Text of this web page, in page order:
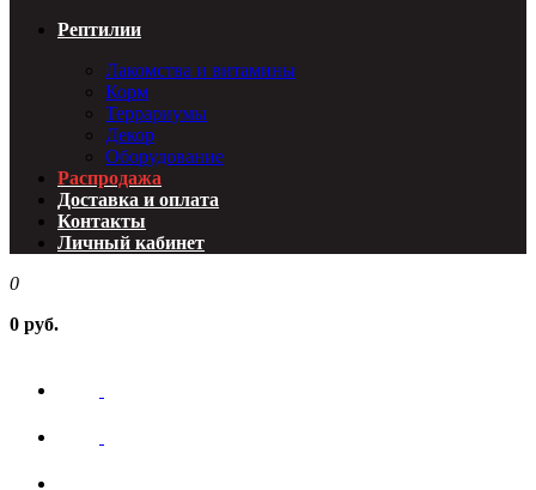
Рептилии
Лакомства и витамины
Корм
Террариумы
Декор
Оборудование
Распродажа
Доставка и оплата
Контакты
Личный кабинет
0
0 руб.